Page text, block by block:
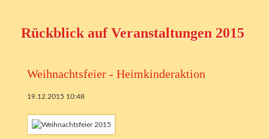
Rückblick auf Veranstaltungen 2015
Weihnachtsfeier - Heimkinderaktion
19.12.2015 10:48